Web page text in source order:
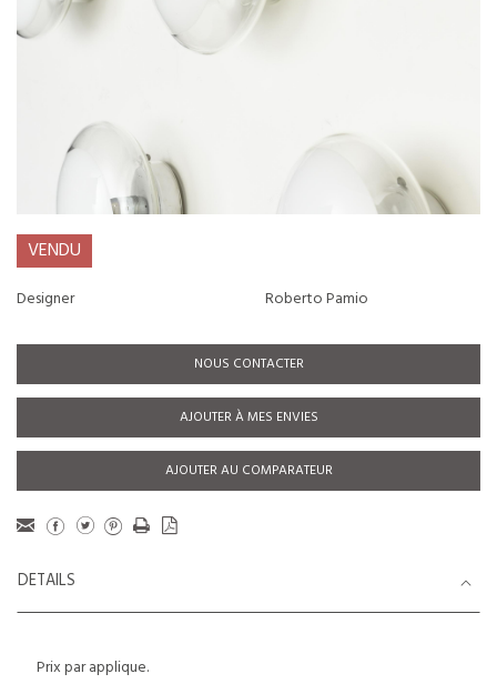
VENDU
Designer Roberto Pamio
NOUS CONTACTER
AJOUTER À MES ENVIES
AJOUTER AU COMPARATEUR
DETAILS
Prix par applique.